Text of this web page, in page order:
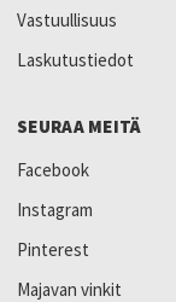
Vastuullisuus
Laskutustiedot
SEURAA MEITÄ
Facebook
Instagram
Pinterest
Majavan vinkit